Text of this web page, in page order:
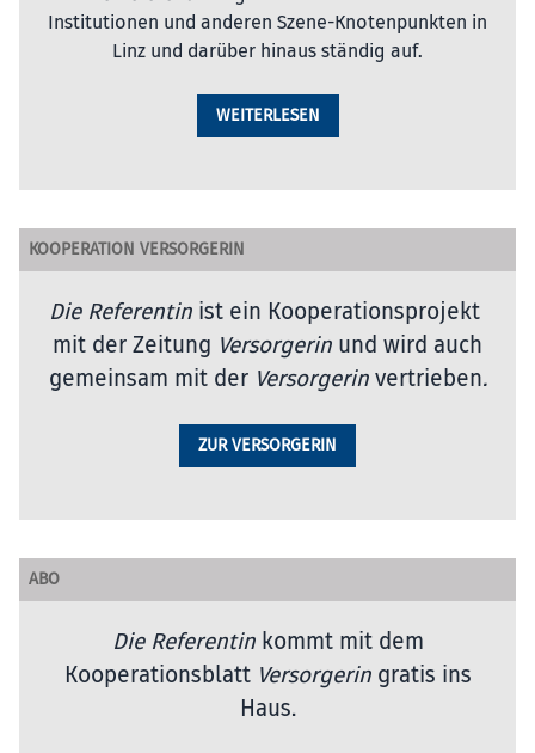
Institutionen und anderen Szene-Knotenpunkten in
Linz und darüber hinaus ständig auf.
WEITERLESEN
KOOPERATION VERSORGERIN
Die Referentin ist ein Kooperationsprojekt
mit der Zeitung Versorgerin und wird auch
gemeinsam mit der Versorgerinvertrieben.
ZUR VERSORGERIN
ABO
Die Referentinkommt mit dem
Kooperationsblatt Versorgeringratis ins
Haus.